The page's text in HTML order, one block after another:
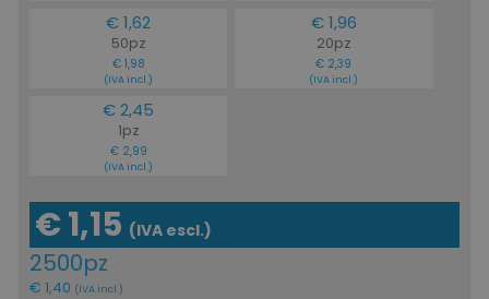
€ 1,62
50pz
€ 1,98
(IVA incl.)
€ 1,96
20pz
€ 2,39
(IVA incl.)
€ 2,45
1pz
€ 2,99
(IVA incl.)
€ 1,15 (IVA escl.)
2500pz
€ 1,40 (IVA incl.)